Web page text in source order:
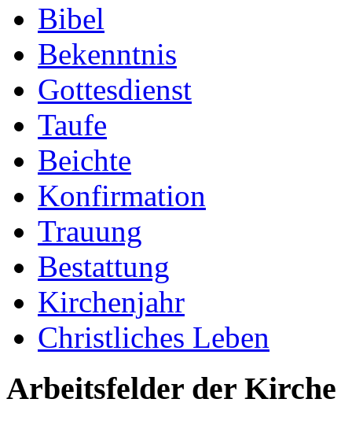
Bibel
Bekenntnis
Gottesdienst
Taufe
Beichte
Konfirmation
Trauung
Bestattung
Kirchenjahr
Christliches Leben
Arbeitsfelder der Kirche